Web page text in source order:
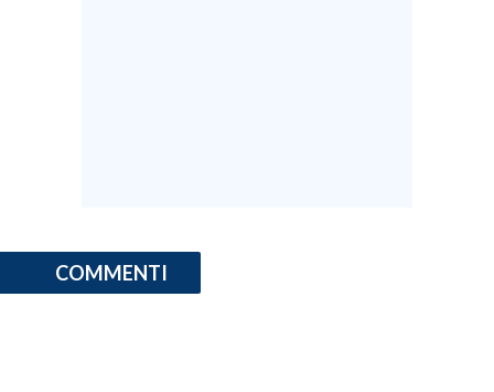
COMMENTI